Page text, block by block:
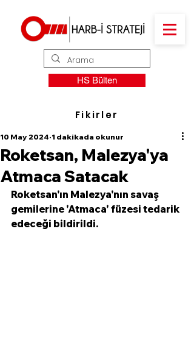
HS Bülten
Fikirler
Roketsan, Malezya'ya
Atmaca Satacak
10 May 2024 1 dakikada okunur
Roketsan'ın Malezya'nın savaş
gemilerine 'Atmaca' füzesi tedarik
edeceği bildirildi.